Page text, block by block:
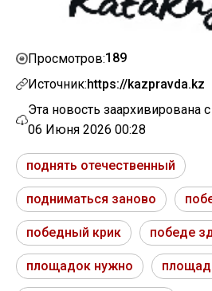
Просмотров:189
Источник:https://kazpravda.kz
Эта новость заархивирована
06 Июня 2026 00:28
поднять отечественный
подниматься заново
победный крик победе
площадок нужно